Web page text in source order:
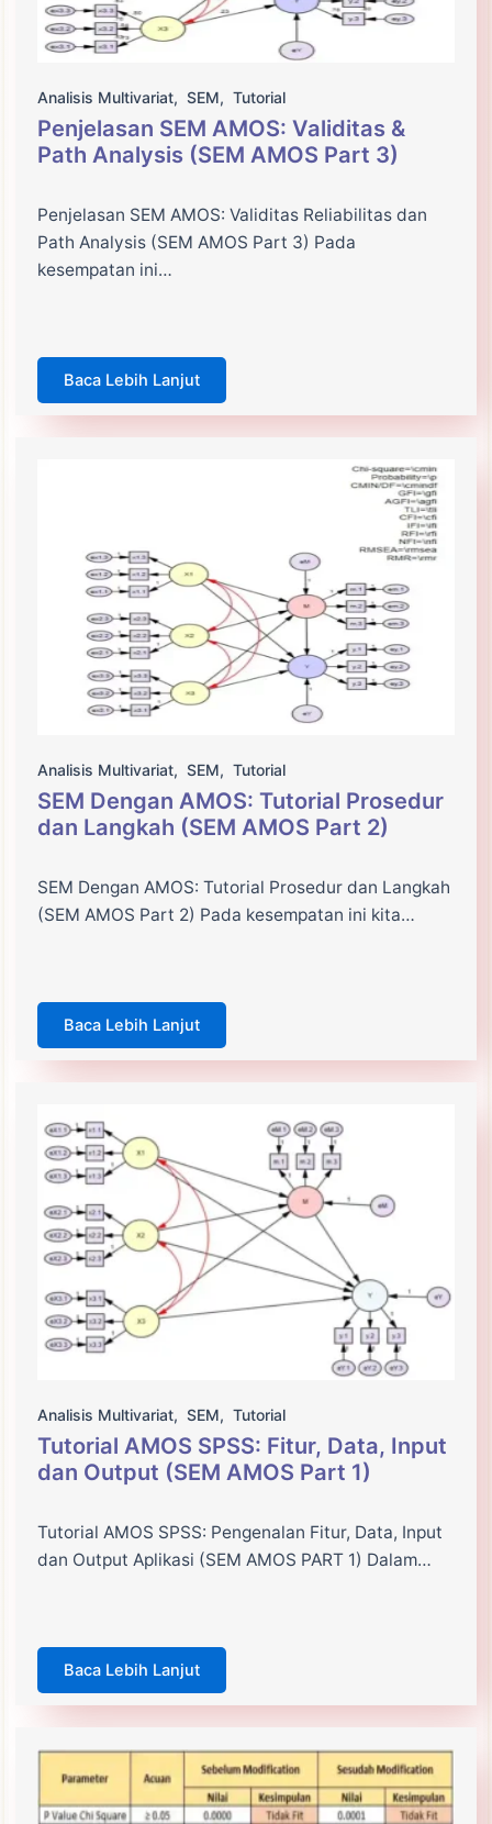
Analisis Multivariat, SEM, Tutorial
Penjelasan SEM AMOS: Validitas &
Path Analysis (SEM AMOS Part 3)
Penjelasan SEM AMOS: Validitas Reliabilitas dan
Path Analysis (SEM AMOS Part 3) Pada
kesempatan ini…
Baca Lebih Lanjut
Analisis Multivariat, SEM, Tutorial
SEM Dengan AMOS: Tutorial Prosedur
dan Langkah (SEM AMOS Part 2)
SEM Dengan AMOS: Tutorial Prosedur dan Langkah
(SEM AMOS Part 2) Pada kesempatan ini kita…
Baca Lebih Lanjut
Analisis Multivariat, SEM, Tutorial
Tutorial AMOS SPSS: Fitur, Data, Input
dan Output (SEM AMOS Part 1)
Tutorial AMOS SPSS: Pengenalan Fitur, Data, Input
dan Output Aplikasi (SEM AMOS PART 1) Dalam…
Baca Lebih Lanjut